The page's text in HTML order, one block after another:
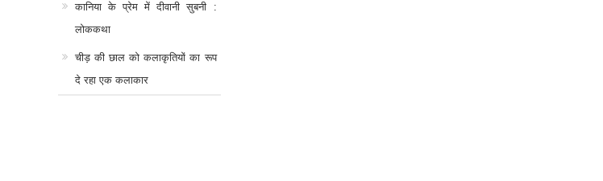
कानिया के प्रेम में दीवानी सुबनी :
लोककथा
चीड़ की छाल को कलाकृतियों का रूप
दे रहा एक कलाकार